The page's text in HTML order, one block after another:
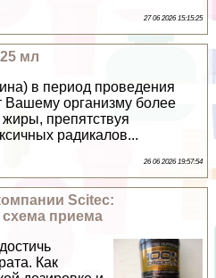
27 06 2026 15:15:25
мл
в период проведения
Вашему организму более
препятствуя
радикалов...
26 06 2026 19:57:54
Scitec:
приема
Как